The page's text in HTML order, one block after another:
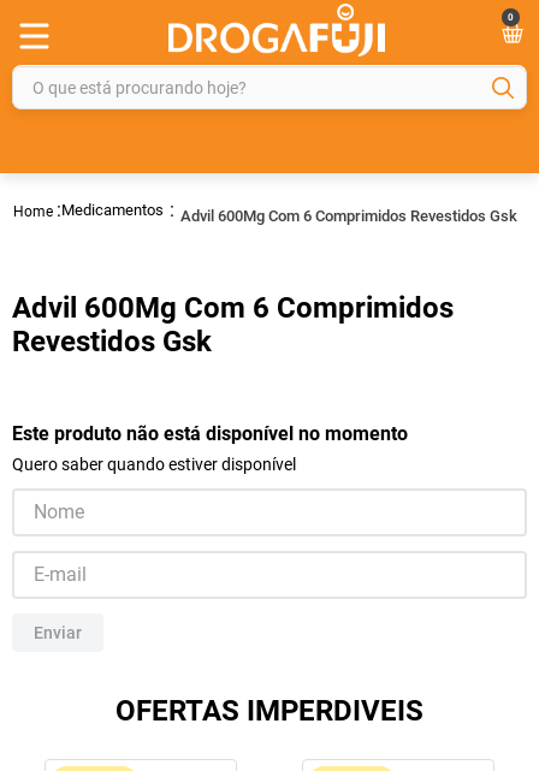
0
O que está procurando hoje?
Medicamentos Advil 600Mg Com 6 Comprimidos Revestidos Gsk
Advil 600Mg Com 6 Comprimidos
Revestidos Gsk
Este produto não está disponível no momento
Quero saber quando estiver disponível
Enviar
OFERTAS IMPERDIVEIS
4º
rosuvastatina 20mg
5º
protetor solar
7º
dipirona
8º
fraldas geriátricas
sveda